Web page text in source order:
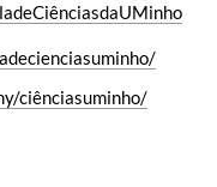
ciênciasuminho/